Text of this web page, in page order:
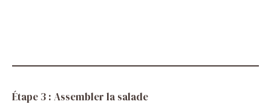
Étape 3 : Assembler la salade